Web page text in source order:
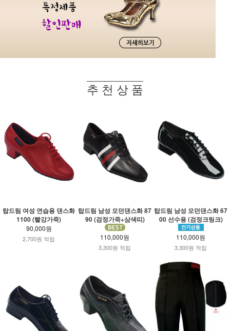
추 천 상 품
탑드림 여성 연습용 댄스화
1100 (빨강가죽)
90,000원
2,700원 적립
탑드림 남성 모던댄스화 87
90 (검정가죽+삼색띠)
110,000원
3,300원 적립
탑드림 남성 모던댄스화 67
00 선수용 (검정크링크)
110,000원
3,300원 적립